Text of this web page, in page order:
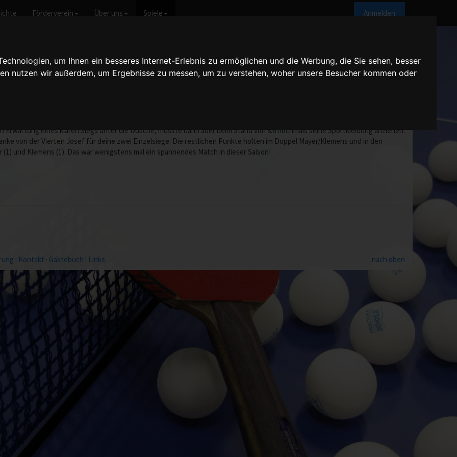
um Ihnen ein besseres Internet-Erlebnis zu ermöglichen und die Werbung, die Sie sehen, besser
nutzen wir außerdem, um Ergebnisse zu messen, um zu verstehen, woher unsere Besucher kommen oder
Anmelden
Förderverein Über uns Spiele
anzeigen
IV - 6:9
eines klaren Siegs unter die Dusche, musste dann aber beim Stand von 8:6 nochmals seine Sportkleidung anziehen.
von der Vierten Josef für deine zwei Einzelsiege. Die restlichen Punkte holten im Doppel Mayer/Klemens und in den
und Klemens (1). Das war wenigstens mal ein spannendes Match in dieser Saison!
nach oben
· Kontakt · Gästebuch · Links